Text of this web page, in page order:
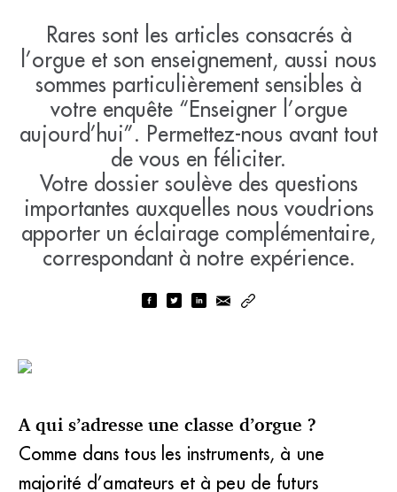
Rares sont les articles consacrés à
l’orgue et son enseignement, aussi nous
sommes particulièrement sensibles à
votre enquête “Enseigner l’orgue
aujourd’hui”. Permettez-nous avant tout
de vous en féliciter.
Votre dossier soulève des questions
importantes auxquelles nous voudrions
apporter un éclairage complémentaire,
correspondant à notre expérience.
A qui s’adresse une classe d’orgue ?
Comme dans tous les instruments, à une
majorité d’amateurs et à peu de futurs